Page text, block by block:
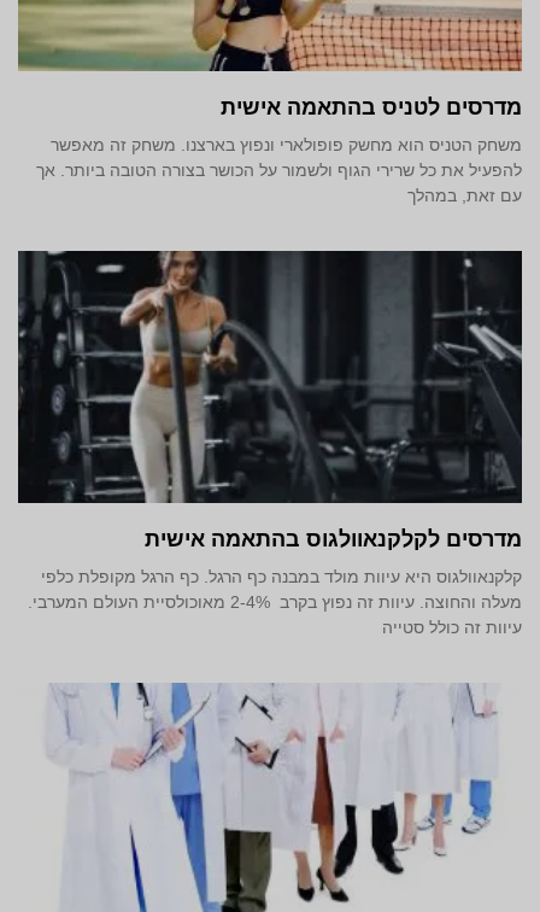
מדרסים לטניס בהתאמה אישית
משחק הטניס הוא מחשק פופולארי ונפוץ בארצנו. משחק זה מאפשר
להפעיל את כל שרירי הגוף ולשמור על הכושר בצורה הטובה ביותר. אך
עם זאת, במהלך
מדרסים לקלקנאוולגוס בהתאמה אישית
קלקנאוולגוס היא עיוות מולד במבנה כף הרגל. כף הרגל מקופלת כלפי
מעלה והחוצה. עיוות זה נפוץ בקרב 2-4% מאוכולסיית העולם המערבי.
עיוות זה כולל סטייה